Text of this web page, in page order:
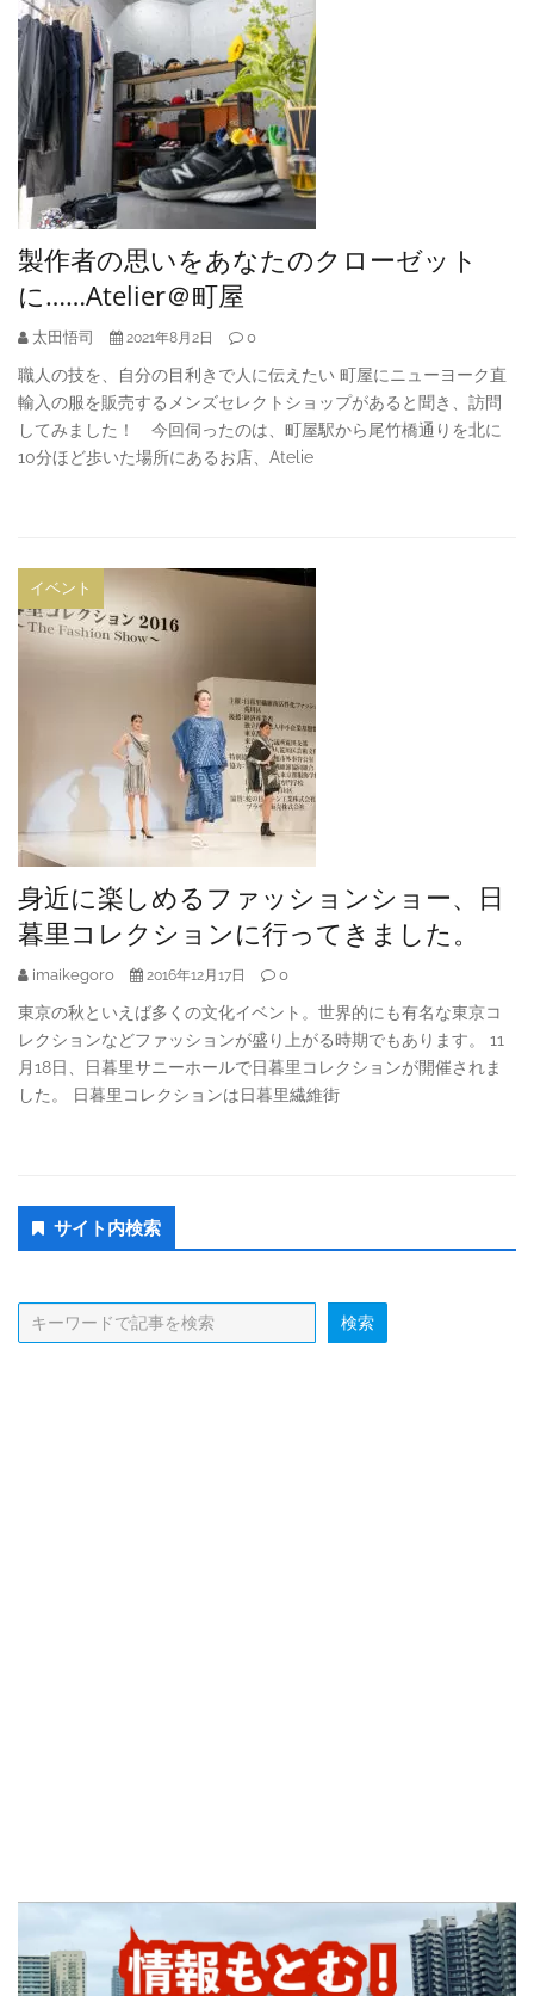
製作者の思いをあなたのクローゼット
に……Atelier＠町屋
太田悟司 2021年8月2日 0
職人の技を、自分の目利きで人に伝えたい 町屋にニューヨーク直
輸入の服を販売するメンズセレクトショップがあると聞き、訪問
してみました！ 今回伺ったのは、町屋駅から尾竹橋通りを北に
10分ほど歩いた場所にあるお店、Atelie
イベント
身近に楽しめるファッションショー、日
暮里コレクションに行ってきました。
imaikegoro 2016年12月17日 0
東京の秋といえば多くの文化イベント。世界的にも有名な東京コ
レクションなどファッションが盛り上がる時期でもあります。 11
月18日、日暮里サニーホールで日暮里コレクションが開催されま
した。 日暮里コレクションは日暮里繊維街
Secondary
Sidebar
サイト内検索